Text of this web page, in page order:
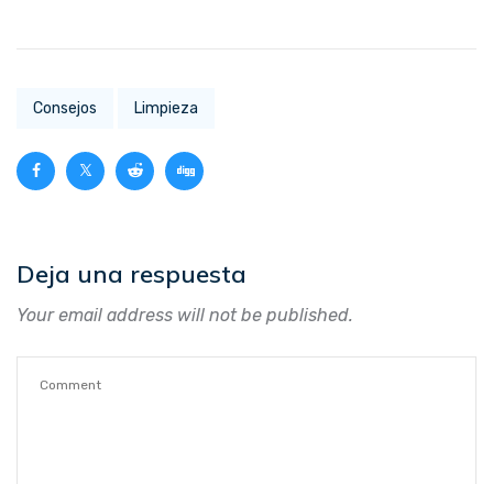
Consejos Limpieza
Deja una respuesta
Your email address will not be published.